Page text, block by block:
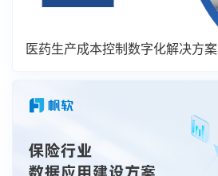
医药生产成本控制数字化解决方案